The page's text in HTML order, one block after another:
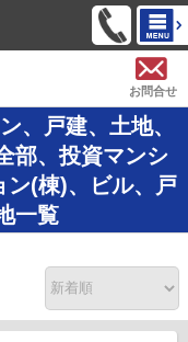
お問合せ
、戸建、土地、
部、投資マンシ
ン(棟)、ビル、戸
一覧